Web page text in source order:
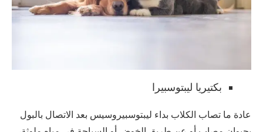
بكتيريا ليبتوسبيرا
عادة ما تصاب الكلاب بداء ليبتوسبيروسيس بعد الاتصال بالبول